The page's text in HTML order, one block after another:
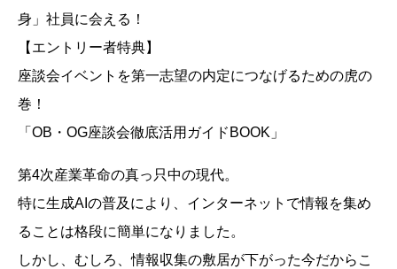
身」社員に会える！
【エントリー者特典】
座談会イベントを第一志望の内定につなげるための虎の
巻！
「OB・OG座談会徹底活用ガイドBOOK」
第4次産業革命の真っ只中の現代。
特に生成AIの普及により、インターネットで情報を集め
ることは格段に簡単になりました。
しかし、むしろ、情報収集の敷居が下がった今だからこ